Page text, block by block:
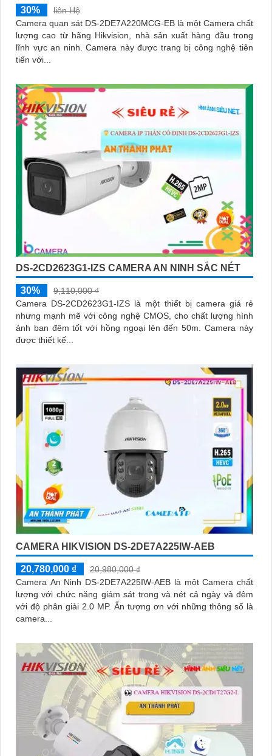
30%
liên Hệ
Camera quan sát DS-2DE7A220MCG-EB là một Camera chất
lượng cao từ hãng Hikvision, nhà sản xuất hàng đầu trong
lĩnh vực an ninh. Camera này được trang bị công nghệ tiên
tiến với...
DS-2CD2623G1-IZS CAMERA AN NINH SẮC NÉT
30%
9,110,000 ₫
Camera DS-2CD2623G1-IZS là một thiết bị camera giá rẻ
nhưng mạnh mẽ với công nghệ CMOS, cho chất lượng hình
ảnh ban đêm tốt với hồng ngoại lên đến 50m. Camera này
được thiết kế...
CAMERA HIKVISION DS-2DE7A225IW-AEB
20,780,000 ₫
20,980,000 ₫
Camera An Ninh DS-2DE7A225IW-AEB là một Camera chất
lượng với chức năng giám sát trong và nét cả ngày và đêm
với độ phân giải 2.0 MP. Ấn tượng ơn với những thông số là
camera...